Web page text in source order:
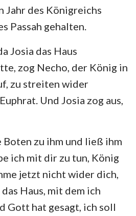
Jahr des Königreichs
Passah gehalten.
Josia das Haus
zog Necho, der König in
zu streiten wider
Und Josia zog aus,
Boten zu ihm und ließ ihm
ich mit dir zu tun, König
jetzt nicht wider dich,
Haus, mit dem ich
Gott hat gesagt, ich soll